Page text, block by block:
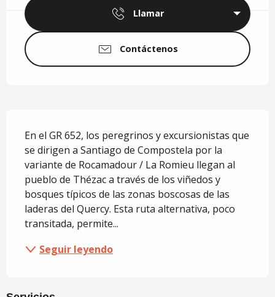
Llamar
Contáctenos
En el GR 652, los peregrinos y excursionistas que
se dirigen a Santiago de Compostela por la
variante de Rocamadour / La Romieu llegan al
pueblo de Thézac a través de los viñedos y
bosques típicos de las zonas boscosas de las
laderas del Quercy. Esta ruta alternativa, poco
transitada, permite...
Seguir leyendo